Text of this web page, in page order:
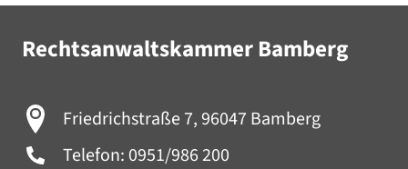
Rechtsanwaltskammer Bamberg
Friedrichstraße 7, 96047 Bamberg
Telefon: 0951/986 200